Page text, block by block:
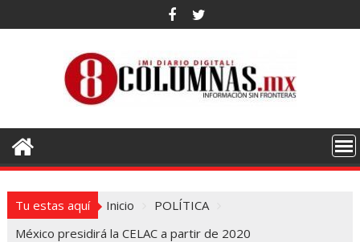
al
Tu estas aquí Inicio
POLÍTICA
México presidirá la CELAC a partir de 2020